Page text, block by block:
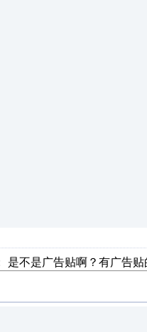
是不是广告贴啊？有广告